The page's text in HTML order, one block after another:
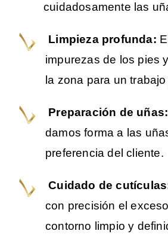
cuidadosamente las
Limpieza profunda:
impurezas de los pies
la zona para un
Preparación de uñas:
damos forma a las
preferencia del cliente.
Cuidado de
con precisión el
contorno limpio y